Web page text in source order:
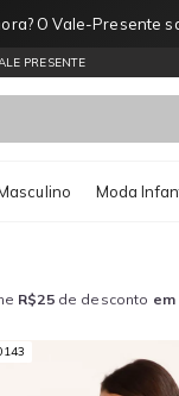
O Vale-Presente
PRESENTE
Moda
R$25de desconto